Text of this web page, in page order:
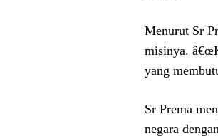
Menurut Sr
misinya.
yang
Sr Prema
negara